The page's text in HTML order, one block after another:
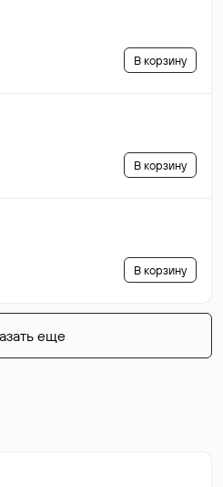
В корзину
В корзину
В корзину
еще